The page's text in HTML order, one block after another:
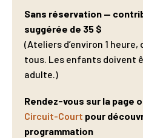
Sans réservation —
suggérée de 35 $
(Ateliers d’environ 1
tous. Les enfants doivent
adulte.)
Rendez-vous sur la page
Circuit-Court pour
programmation